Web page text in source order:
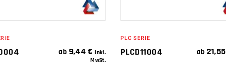
ab 9,44€ inkl.
MwSt.
PLC SERIE
PLCD11004 ab 21,55